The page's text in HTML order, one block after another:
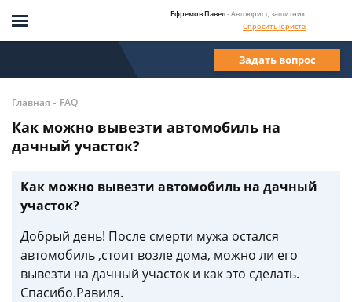
Ефремов Павел- Автоюрист, защитник
Спросить юриста
Задать вопрос
Главная - FAQ
Как можно вывезти автомобиль на
дачный участок?
Как можно вывезти автомобиль на дачный
участок?
Добрый день! После смерти мужа остался
автомобиль ,стоит возле дома, можно ли его
вывезти на дачный участок и как это сделать.
Спасибо.Равиля.